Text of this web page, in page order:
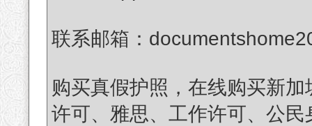
联系邮箱：
购买真假护照，在线购买新
许可、雅思、工作许可、公